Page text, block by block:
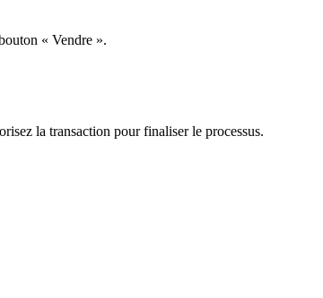
« Vendre ».
la transaction pour finaliser le processus.